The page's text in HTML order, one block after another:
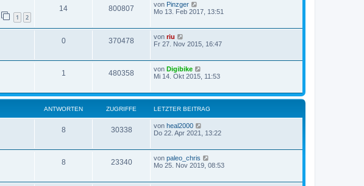
1 2
14 800807 von Pinzger
Mo 13. Feb 2017, 13:51
0 370478 von riu
Fr 27. Nov 2015, 16:47
1 480358 von Digibike
Mi 14. Okt 2015, 11:53
ANTWORTEN ZUGRIFFE LETZTER BEITRAG
8 30338 von heal2000
Do 22. Apr 2021, 13:22
8 23340 von paleo_chris
Mo 25. Nov 2019, 08:53